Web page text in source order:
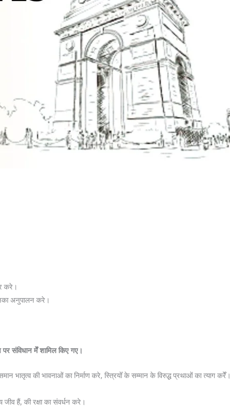
करे।
अनुपालन करे।
पर संविधान मेँ शामिल किए गए।
भातृत्व की भावनाओं का निर्माण करे, स्त्रियोँ के सम्मान के विरुद्ध प्रथाओं का त्याग करेँ।
हैं, की रक्षा का संवर्धन करे।